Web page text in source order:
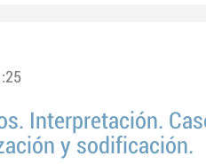
Interpretación.
y sodificación.